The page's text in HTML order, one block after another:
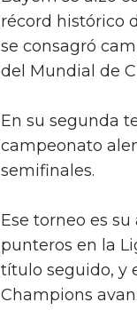
récord histórico
se consagró
del Mundial de
En su segunda
campeonato
semifinales.
Ese torneo es
punteros en la
título seguido, y
Champions